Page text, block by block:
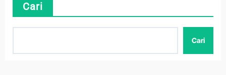
Cari
Cari